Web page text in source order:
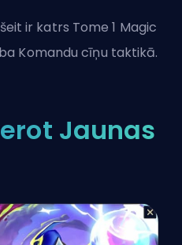
ir katrs Tome 1 Magic
Komandu cīņu taktikā.
Jaunas